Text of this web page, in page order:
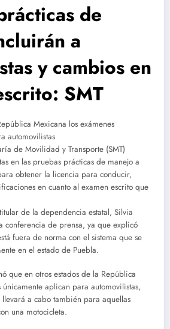
de
a
y cambios en
SMT
Mexicana los exámenes
automovilistas
de Movilidad y Transporte (SMT)
en las pruebas prácticas de manejo a
obtener la licencia para conducir,
en cuanto al examen escrito que
de la dependencia estatal, Silvia
conferencia de prensa, ya que explicó
fuera de norma con el sistema que se
en el estado de Puebla.
que en otros estados de la República
únicamente aplican para automovilistas,
llevará a cabo también para aquellas
una motocicleta.